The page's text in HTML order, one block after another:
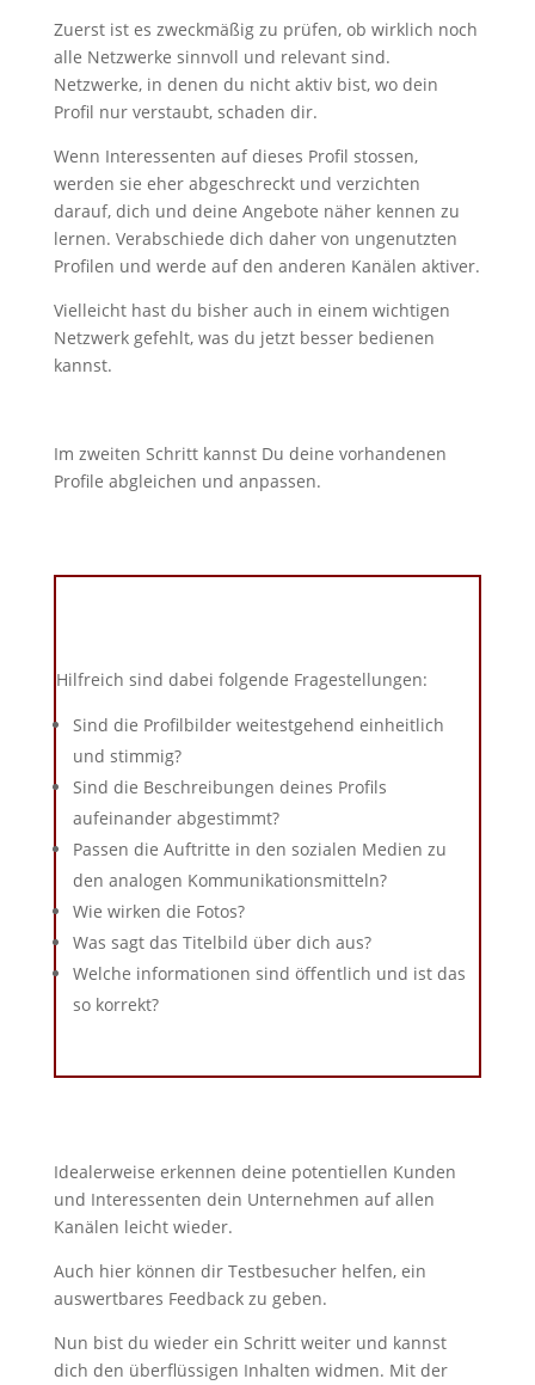
Zuerst ist es zweckmäßig zu prüfen, ob wirklich noch
alle Netzwerke sinnvoll und relevant sind.
Netzwerke, in denen du nicht aktiv bist, wo dein
Profil nur verstaubt, schaden dir.
Wenn Interessenten auf dieses Profil stossen,
werden sie eher abgeschreckt und verzichten
darauf, dich und deine Angebote näher kennen zu
lernen. Verabschiede dich daher von ungenutzten
Profilen und werde auf den anderen Kanälen aktiver.
Vielleicht hast du bisher auch in einem wichtigen
Netzwerk gefehlt, was du jetzt besser bedienen
kannst.
Im zweiten Schritt kannst Du deine vorhandenen
Profile abgleichen und anpassen.
Hilfreich sind dabei folgende Fragestellungen:
Sind die Profilbilder weitestgehend einheitlich
und stimmig?
Sind die Beschreibungen deines Profils
aufeinander abgestimmt?
Passen die Auftritte in den sozialen Medien zu
den analogen Kommunikationsmitteln?
Wie wirken die Fotos?
Was sagt das Titelbild über dich aus?
Welche informationen sind öffentlich und ist das
so korrekt?
Idealerweise erkennen deine potentiellen Kunden
und Interessenten dein Unternehmen auf allen
Kanälen leicht wieder.
Auch hier können dir Testbesucher helfen, ein
auswertbares Feedback zu geben.
Nun bist du wieder ein Schritt weiter und kannst
dich den überflüssigen Inhalten widmen. Mit der